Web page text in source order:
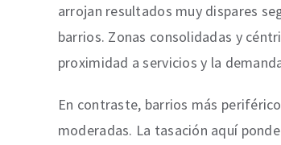
arrojan resultados muy dispares
barrios. Zonas consolidadas y
proximidad a servicios y la
En contraste, barrios más
moderadas. La tasación aquí